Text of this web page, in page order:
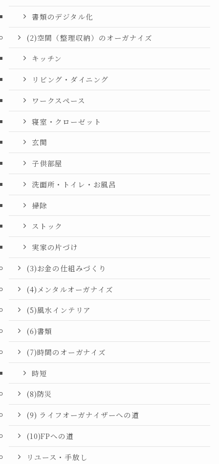
書類のデジタル化
(2)空間（整理収納）のオーガナイズ
キッチン
リビング・ダイニング
ワークスペース
寝室・クローゼット
玄関
子供部屋
洗面所・トイレ・お風呂
掃除
ストック
実家の片づけ
(3)お金の仕組みづくり
(4)メンタルオーガナイズ
(5)風水インテリア
(6)書類
(7)時間のオーガナイズ
時短
(8)防災
(9) ライフオーガナイザーへの道
(10)FPへの道
リユース・手放し